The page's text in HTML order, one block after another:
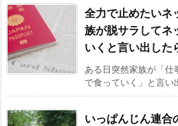
全力で止めたいネ
族が脱サラしてネ
いくと言い出した
ある日突然家族が「
で食っていく」と言い
いっぱんじん連合